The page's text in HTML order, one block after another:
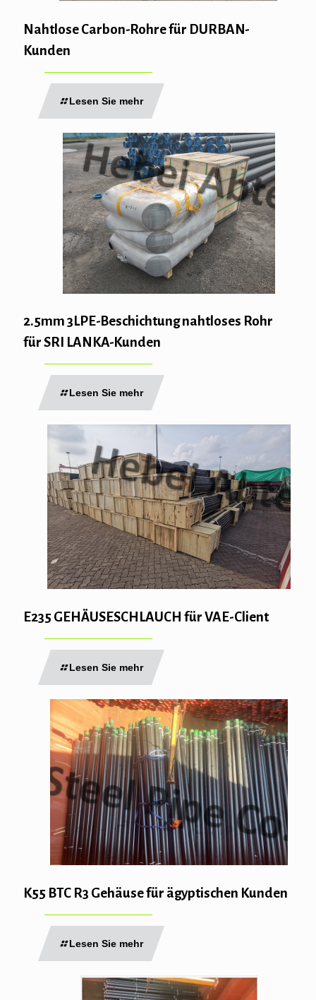
Nahtlose Carbon-Rohre für DURBAN-
Kunden
Lesen Sie mehr
2.5mm 3LPE-Beschichtung nahtloses Rohr
für SRI LANKA-Kunden
Lesen Sie mehr
E235 GEHÄUSESCHLAUCH für VAE-Client
Lesen Sie mehr
K55 BTC R3 Gehäuse für ägyptischen Kunden
Lesen Sie mehr